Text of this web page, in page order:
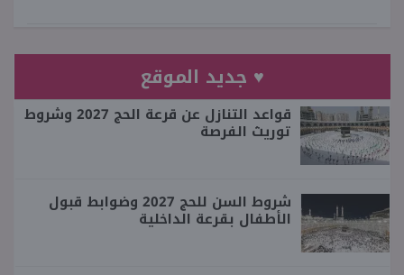
♥ جديد الموقع
قواعد التنازل عن قرعة الحج 2027 وشروط
توريث الفرصة
شروط السن للحج 2027 وضوابط قبول
الأطفال بقرعة الداخلية